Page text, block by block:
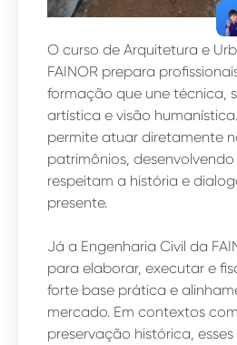
O curso de Arquitetura e
FAINOR prepara
formação que une técnica,
artística e visão
permite atuar diretamente
patrimônios,
respeitam a história e
presente.
Já a Engenharia Civil da
para elaborar, executar e
forte base prática e
mercado. Em contextos
preservação histórica,